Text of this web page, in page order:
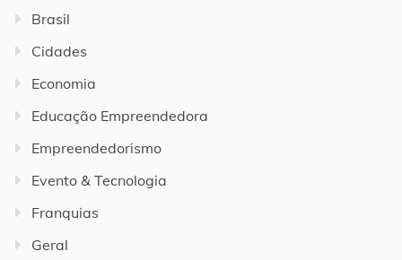
Brasil
Cidades
Economia
Educação Empreendedora
Empreendedorismo
Evento & Tecnologia
Franquias
Geral